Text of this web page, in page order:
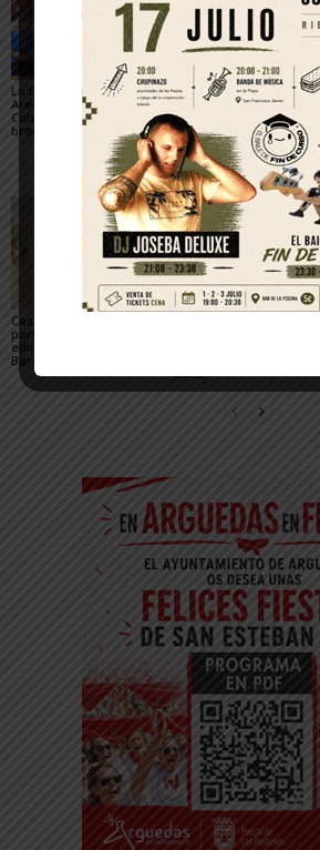
La Escuela del Triatlón
Arenas regresa de
Calahorra con dos
bronces nacionales
César Monasterio será
el entrenador del C.D.
Tudelano: «Queremos
un equipo que ilusione y
vaya a por los partidos»
Casi 800 ciclistas
participaron en la 27ª
edición de la Extreme
Bardenas de Arguedas
Cinca